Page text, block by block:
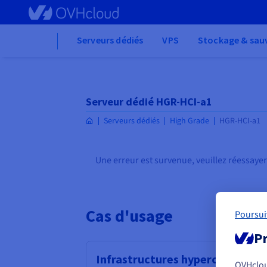
to
Serveurs dédiés VPS Stockage &
Serveur dédié HGR-HCI-a1
Serveurs dédiés High Grade HGR-HCI-a1
Une erreur est survenue, veuillez
Cas d'usage
Infrastructures